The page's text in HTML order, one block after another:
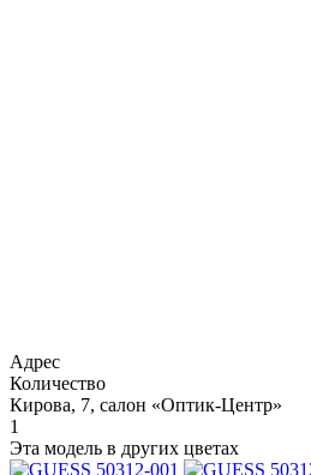
Адрес
Количество
Кирова, 7, салон «Оптик-Центр»
1
Эта модель в других цветах